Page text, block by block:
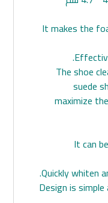
• It makes the
• The shoe
suede
maximize
• It can
• Design is